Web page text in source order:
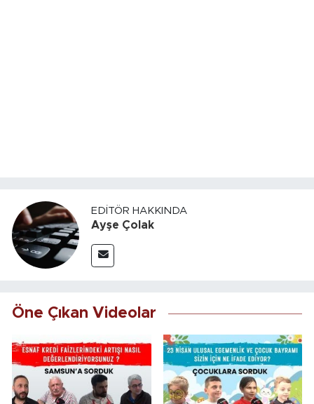
EDITÖR HAKKINDA
Ayşe Çolak
Öne Çıkan Videolar